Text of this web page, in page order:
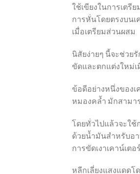
ใช้เขียงในการเตรี
การหั่นโดยตรงบนเ
เมื่อเตรียมส่วนผสม
นิสัยง่ายๆ นี้จะช่วย
ขัดและตกแต่งใหม่เ
ข้อดีอย่างหนึ่งของ
หมองคล้ำ มักสามา
โดยทั่วไปแล้วจะใช้
ด้วยน้ำมันสำหรับอ
การขัดเงาเคาน์เต
หลีกเลี่ยงแสงแดดโ